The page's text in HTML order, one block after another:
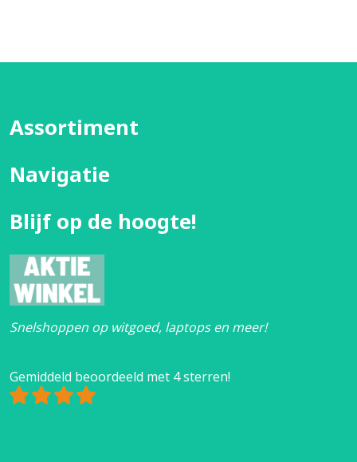
Assortiment
Navigatie
Blijf op de hoogte!
Snelshoppen op witgoed, laptops en meer!
Gemiddeld beoordeeld met 4 sterren!